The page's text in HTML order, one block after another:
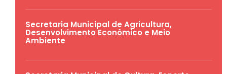
Secretaria Municipal de Agricultura,
Desenvolvimento Econômico e Meio
Ambiente